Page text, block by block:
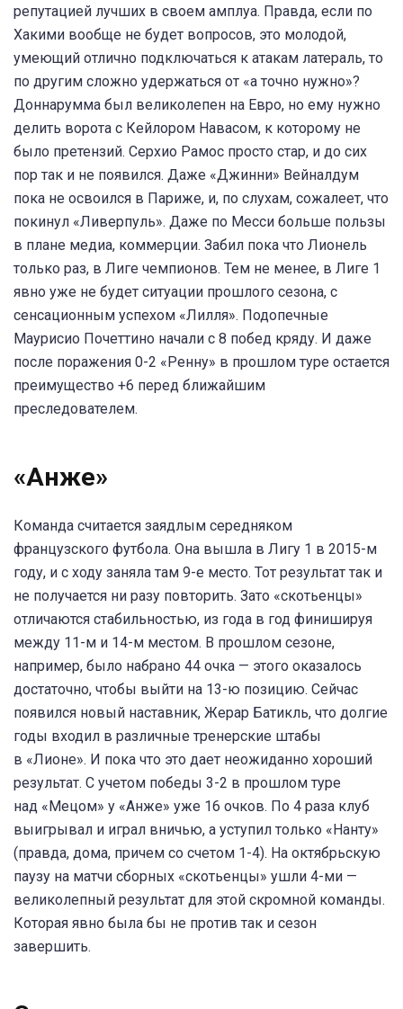
репутацией лучших в своем амплуа. Правда, если по
Хакими вообще не будет вопросов, это молодой,
умеющий отлично подключаться к атакам латераль, то
по другим сложно удержаться от «а точно нужно»?
Доннарумма был великолепен на Евро, но ему нужно
делить ворота с Кейлором Навасом, к которому не
было претензий. Серхио Рамос просто стар, и до сих
пор так и не появился. Даже «Джинни» Вейналдум
пока не освоился в Париже, и, по слухам, сожалеет, что
покинул «Ливерпуль». Даже по Месси больше пользы
в плане медиа, коммерции. Забил пока что Лионель
только раз, в Лиге чемпионов. Тем не менее, в Лиге 1
явно уже не будет ситуации прошлого сезона, с
сенсационным успехом «Лилля». Подопечные
Маурисио Почеттино начали с 8 побед кряду. И даже
после поражения 0-2 «Ренну» в прошлом туре остается
преимущество +6 перед ближайшим
преследователем.
«Анже»
Команда считается заядлым середняком
французского футбола. Она вышла в Лигу 1 в 2015-м
году, и с ходу заняла там 9-е место. Тот результат так и
не получается ни разу повторить. Зато «скотьенцы»
отличаются стабильностью, из года в год финишируя
между 11-м и 14-м местом. В прошлом сезоне,
например, было набрано 44 очка — этого оказалось
достаточно, чтобы выйти на 13-ю позицию. Сейчас
появился новый наставник, Жерар Батикль, что долгие
годы входил в различные тренерские штабы
в «Лионе». И пока что это дает неожиданно хороший
результат. С учетом победы 3-2 в прошлом туре
над «Мецом» у «Анже» уже 16 очков. По 4 раза клуб
выигрывал и играл вничью, а уступил только «Нанту»
(правда, дома, причем со счетом 1-4). На октябрьскую
паузу на матчи сборных «скотьенцы» ушли 4-ми —
великолепный результат для этой скромной команды.
Которая явно была бы не против так и сезон
завершить.